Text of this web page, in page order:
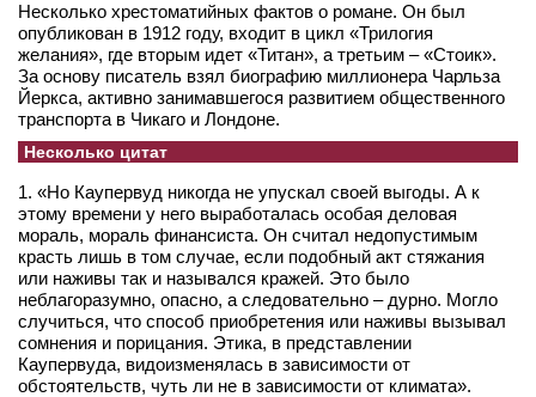
Несколько хрестоматийных фактов о романе. Он был
опубликован в 1912 году, входит в цикл «Трилогия
желания», где вторым идет «Титан», а третьим – «Стоик».
За основу писатель взял биографию миллионера Чарльза
Йеркса, активно занимавшегося развитием общественного
транспорта в Чикаго и Лондоне.
Несколько цитат
1. «Но Каупервуд никогда не упускал своей выгоды. А к
этому времени у него выработалась особая деловая
мораль, мораль финансиста. Он считал недопустимым
красть лишь в том случае, если подобный акт стяжания
или наживы так и назывался кражей. Это было
неблагоразумно, опасно, а следовательно – дурно. Могло
случиться, что способ приобретения или наживы вызывал
сомнения и порицания. Этика, в представлении
Каупервуда, видоизменялась в зависимости от
обстоятельств, чуть ли не в зависимости от климата».